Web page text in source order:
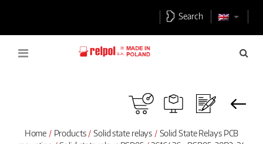
Search
Home Products Solid state relays
Solid State Relays PCB